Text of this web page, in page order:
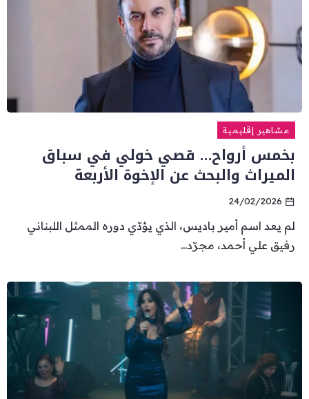
مشاهير إقليمية
بخمس أرواح… قصي خولي في سباق
الميراث والبحث عن الإخوة الأربعة
24/02/2026
لم يعد اسم أمير باديس، الذي يؤدّي دوره الممثل اللبناني
رفيق علي أحمد، مجرّد...